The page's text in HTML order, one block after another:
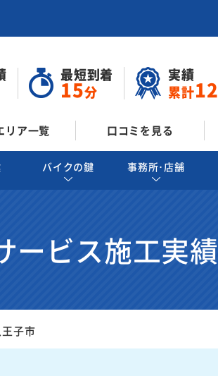
最短到着
15分
実績
累計12
リア一覧 口コミを見る
バイクの鍵 事務所･店舗
ービス施工実績
子市